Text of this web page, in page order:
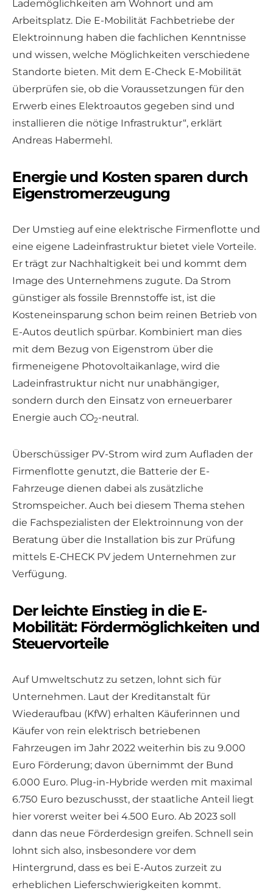
Lademöglichkeiten am Wohnort und am
Arbeitsplatz. Die E-Mobilität Fachbetriebe der
Elektroinnung haben die fachlichen Kenntnisse
und wissen, welche Möglichkeiten verschiedene
Standorte bieten. Mit dem E-Check E-Mobilität
überprüfen sie, ob die Voraussetzungen für den
Erwerb eines Elektroautos gegeben sind und
installieren die nötige Infrastruktur“, erklärt
Andreas Habermehl.
Energie und Kosten sparen durch
Eigenstromerzeugung
Der Umstieg auf eine elektrische Firmenflotte und
eine eigene Ladeinfrastruktur bietet viele Vorteile.
Er trägt zur Nachhaltigkeit bei und kommt dem
Image des Unternehmens zugute. Da Strom
günstiger als fossile Brennstoffe ist, ist die
Kosteneinsparung schon beim reinen Betrieb von
E-Autos deutlich spürbar. Kombiniert man dies
mit dem Bezug von Eigenstrom über die
firmeneigene Photovoltaikanlage, wird die
Ladeinfrastruktur nicht nur unabhängiger,
sondern durch den Einsatz von erneuerbarer
Energie auch CO2-neutral.
Überschüssiger PV-Strom wird zum Aufladen der
Firmenflotte genutzt, die Batterie der E-
Fahrzeuge dienen dabei als zusätzliche
Stromspeicher. Auch bei diesem Thema stehen
die Fachspezialisten der Elektroinnung von der
Beratung über die Installation bis zur Prüfung
mittels E-CHECK PV jedem Unternehmen zur
Verfügung.
Der leichte Einstieg in die E-
Mobilität: Fördermöglichkeiten und
Steuervorteile
Auf Umweltschutz zu setzen, lohnt sich für
Unternehmen. Laut der Kreditanstalt für
Wiederaufbau (KfW) erhalten Käuferinnen und
Käufer von rein elektrisch betriebenen
Fahrzeugen im Jahr 2022 weiterhin bis zu 9.000
Euro Förderung; davon übernimmt der Bund
6.000 Euro. Plug-in-Hybride werden mit maximal
6.750 Euro bezuschusst, der staatliche Anteil liegt
hier vorerst weiter bei 4.500 Euro. Ab 2023 soll
dann das neue Förderdesign greifen. Schnell sein
lohnt sich also, insbesondere vor dem
Hintergrund, dass es bei E-Autos zurzeit zu
erheblichen Lieferschwierigkeiten kommt.